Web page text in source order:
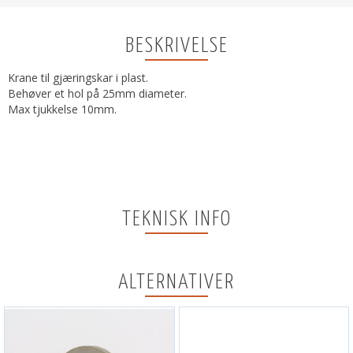
BESKRIVELSE
Krane til gjæringskar i plast.
Behøver et hol på 25mm diameter.
Max tjukkelse 10mm.
TEKNISK INFO
ALTERNATIVER